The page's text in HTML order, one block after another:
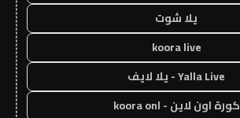
يلا شوت
koora live
Yalla Live - يلا لايف
كورة اون لاين - koora onl